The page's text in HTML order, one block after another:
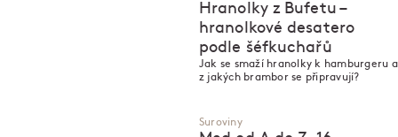
Hranolky z Bufetu –
hranolkové desatero
podle šéfkuchařů
Jak se smaží hranolky k hamburgeru a
z jakých brambor se připravují?
Suroviny